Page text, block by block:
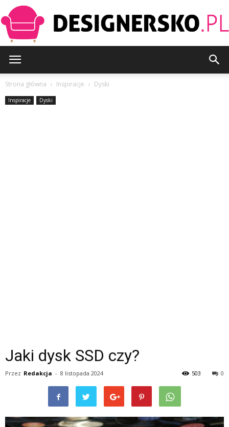
Strona główna Inspiracje Dyski
Inspiracje Dyski
Jaki dysk SSD czy?
Przez Redakcja - 8 listopada 2024 0
503